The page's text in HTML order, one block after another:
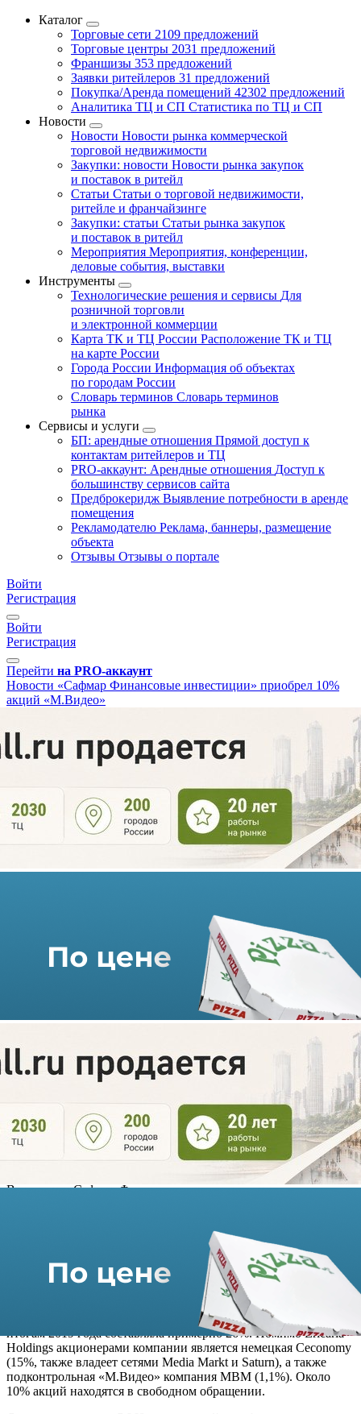
Каталог
Торговые сети 2109 предложений
Торговые центры 2031 предложений
Франшизы 353 предложений
Заявки ритейлеров 31 предложений
Покупка/Аренда помещений 42302 предложений
Аналитика ТЦ и СП Статистика по ТЦ и СП
Новости
Новости Новости рынка коммерческой
торговой недвижимости
Закупки: новости Новости рынка закупок
и поставок в ритейл
Статьи Статьи о торговой недвижимости,
ритейле и франчайзинге
Закупки: статьи Статьи рынка закупок
и поставок в ритейл
Мероприятия Мероприятия, конференции,
деловые события, выставки
Инструменты
Технологические решения и сервисы Для
розничной торговли
и электронной коммерции
Карта ТК и ТЦ России Расположение ТК и ТЦ
на карте России
Города России Информация об объектах
по городам России
Словарь терминов Словарь терминов
рынка
Сервисы и услуги
БП: арендные отношения Прямой доступ к
контактам ритейлеров и ТЦ
PRO-аккаунт: Арендные отношения Доступ к
большинству сервисов сайта
Предброкеридж Выявление потребности в аренде
помещения
Рекламодателю Реклама, баннеры, размещение
объекта
Отзывы Отзывы о портале
Войти
Регистрация
Войти
Регистрация
Перейти на PRO-аккаунт
Новости «Сафмар Финансовые инвестиции» приобрел 10%
акций «М.Видео»
инвестиции» приобрел 10%
акций «М.Видео»
3 мин
Холдинговая компания семьи Гуцериевых «Сафмар
Финансовые инвестиции» приобрела 10% акций сети
«М.Видео», рассказали два источника — знакомый с
условиями совершения сделки и контрагент СФИ. Продавцом
пакета выступил кипрский офшор Ericaria Holdings
(принадлежит Саиду Гуцериеву), у которого на конец третьего
квартала было 73,5% акций ритейлера. «Мы не можем
комментировать какие-либо сделки, о которых еще не
объявлено официально, и какие-либо параметры этих сделок»,
— заявили в СФИ. В «М.Видео» отказались от комментариев.
является Саид Гуцериев, входят лизинговая компания
«Европлан», пенсионные фонды «Сафмар» и «Моспромстрой-
фонд», 49% акций страховой компании ВСК, 85% кредитного
брокера «Директ кредит центр», а также кипрский офшор
Weridge Investments, осуществляющий выкуп акций холдинга.
«М.Видео-Эльдорадо» — крупнейший российский ритейлер
бытовой техники и электроники. Его рыночная доля по
итогам 2019 года составляла примерно 26%. Помимо Ericaria
Holdings акционерами компании является немецкая Ceconomy
(15%, также владеет сетями Media Markt и Saturn), а также
подконтрольная «М.Видео» компания МВМ (1,1%). Около